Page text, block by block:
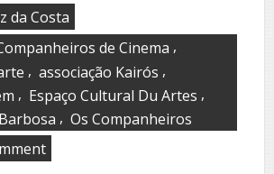
da Costa
de Cinema ,
, associação Kairós ,
, Espaço Cultural Du Artes ,
, Os Companheiros
on